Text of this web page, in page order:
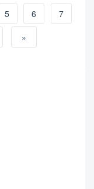
5 6
7
»